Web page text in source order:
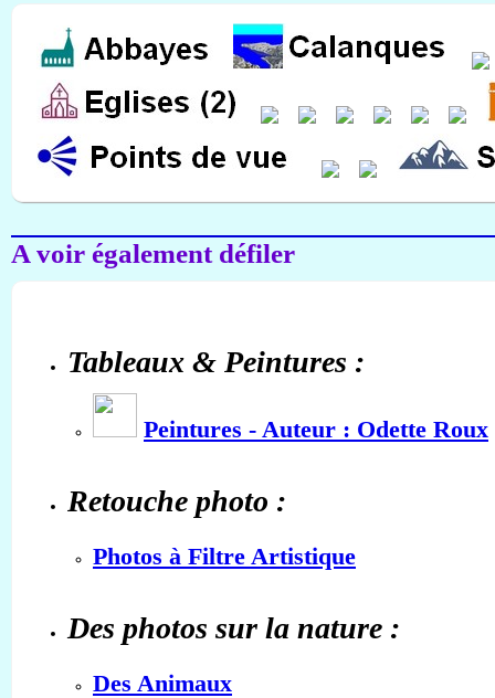
A voir également défiler
Tableaux & Peintures :
Peintures - Auteur : Odette Roux
Retouche photo :
Photos à Filtre Artistique
Des photos sur la nature :
Des Animaux